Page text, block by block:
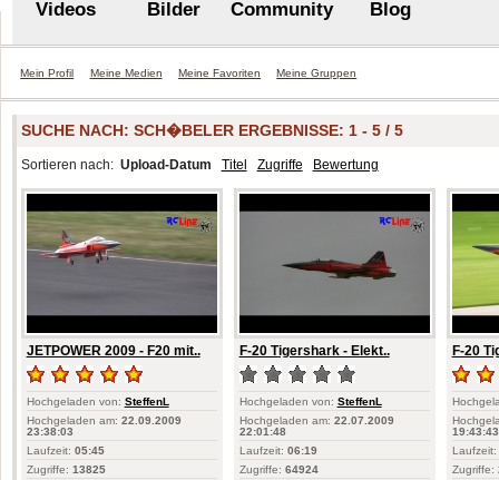
Videos Bilder Community Blog
Mein Profil Meine Medien Meine Favoriten Meine Gruppen
SUCHE NACH:SCH�BELER ERGEBNISSE: 1 - 5 / 5
Sortieren nach: Upload-Datum Titel Zugriffe Bewertung
JETPOWER 2009 - F20 mit..
Hochgeladen von: SteffenL
Hochgeladen am: 22.09.2009
23:38:03
Laufzeit: 05:45
Zugriffe: 13825
F-20 Tigershark - Elekt..
Hochgeladen von: SteffenL
Hochgeladen am: 22.07.2009
22:01:48
Laufzeit: 06:19
Zugriffe: 64924
F-20
19:43:43
Laufzeit:
Zugriffe: